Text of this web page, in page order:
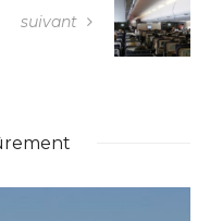
suivant